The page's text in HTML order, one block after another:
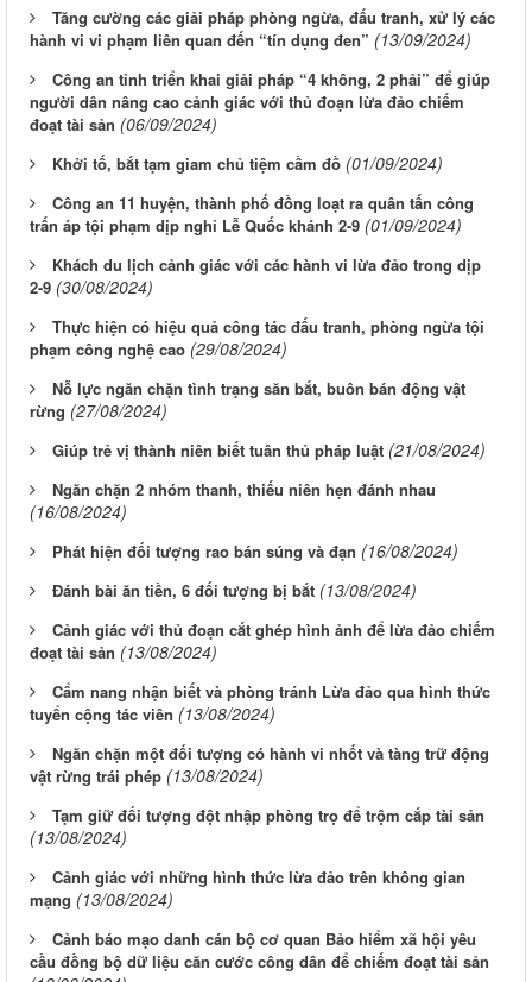
Tăng cường các giải pháp phòng ngừa, đấu tranh, xử lý các
hành vi vi phạm liên quan đến “tín dụng đen” (13/09/2024)
Công an tỉnh triển khai giải pháp “4 không, 2 phải” để giúp
người dân nâng cao cảnh giác với thủ đoạn lừa đảo chiếm
đoạt tài sản (06/09/2024)
Khởi tố, bắt tạm giam chủ tiệm cầm đồ (01/09/2024)
Công an 11 huyện, thành phố đồng loạt ra quân tấn công
trấn áp tội phạm dịp nghỉ Lễ Quốc khánh 2-9 (01/09/2024)
Khách du lịch cảnh giác với các hành vi lừa đảo trong dịp
2-9 (30/08/2024)
Thực hiện có hiệu quả công tác đấu tranh, phòng ngừa tội
phạm công nghệ cao (29/08/2024)
Nỗ lực ngăn chặn tình trạng săn bắt, buôn bán động vật
rừng (27/08/2024)
Giúp trẻ vị thành niên biết tuân thủ pháp luật (21/08/2024)
Ngăn chặn 2 nhóm thanh, thiếu niên hẹn đánh nhau
(16/08/2024)
Phát hiện đối tượng rao bán súng và đạn (16/08/2024)
Đánh bài ăn tiền, 6 đối tượng bị bắt (13/08/2024)
Cảnh giác với thủ đoạn cắt ghép hình ảnh để lừa đảo chiếm
đoạt tài sản (13/08/2024)
Cẩm nang nhận biết và phòng tránh Lừa đảo qua hình thức
tuyển cộng tác viên (13/08/2024)
Ngăn chặn một đối tượng có hành vi nhốt và tàng trữ động
vật rừng trái phép (13/08/2024)
Tạm giữ đối tượng đột nhập phòng trọ để trộm cắp tài sản
(13/08/2024)
Cảnh giác với những hình thức lừa đảo trên không gian
mạng (13/08/2024)
Cảnh báo mạo danh cán bộ cơ quan Bảo hiểm xã hội yêu
cầu đồng bộ dữ liệu căn cước công dân để chiếm đoạt tài sản